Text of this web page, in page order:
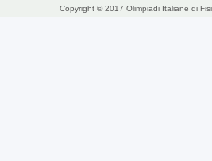
Copyright © 2017 Olimpiadi Italiane di